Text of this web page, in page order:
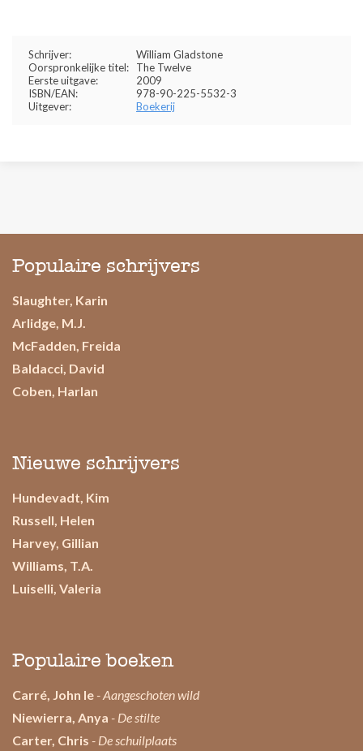
Schrijver:
William Gladstone
Oorspronkelijke titel:
The Twelve
Eerste uitgave:
2009
ISBN/EAN:
978-90-225-5532-3
Uitgever:
Boekerij
Populaire schrijvers
Slaughter, Karin
Arlidge, M.J.
McFadden, Freida
Baldacci, David
Coben, Harlan
Nieuwe schrijvers
Hundevadt, Kim
Russell, Helen
Harvey, Gillian
Williams, T.A.
Luiselli, Valeria
Populaire boeken
Carré, John le - Aangeschoten wild
Niewierra, Anya - De stilte
Carter, Chris - De schuilplaats